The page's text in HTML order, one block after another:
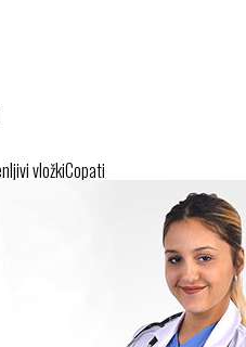
vložkiCopati